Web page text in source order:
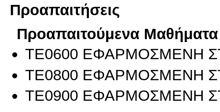
Προαπαιτήσεις
Προαπαιτούμενα Μαθήματα
ΤΕ0600 ΕΦΑΡΜΟΣΜΕΝΗ
ΤΕ0800 ΕΦΑΡΜΟΣΜΕΝΗ
ΤΕ0900 ΕΦΑΡΜΟΣΜΕΝΗ